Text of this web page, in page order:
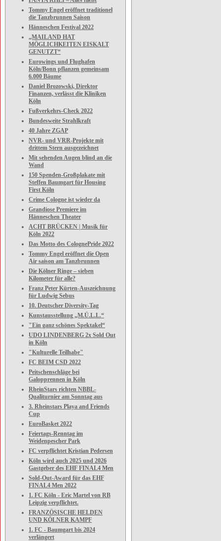
Tommy Engel eröffnet traditionel
die Tanzbrunnen Saison
Hänneschen Festival 2022
„MAILAND HAT
MÖGLICHKEITEN EISKALT
GENUTZT“
Eurowings und Flughafen
Köln/Bonn pflanzen gemeinsam
6.000 Bäume
Daniel Brozowski, Direktor
Finanzen, verlässt die Kliniken
Köln
Fußverkehrs-Check 2022
Bundesweite Strahlkraft
40 Jahre ZGAP
NVR- und VRR-Projekte mit
drittem Stern ausgezeichnet
Mit sehenden Augen blind an die
Wand
150 Spenden-Großplakate mit
Steffen Baumgart für Housing
First Köln
Crime Cologne ist wieder da
Grandiose Premiere im
Hänneschen Theater
ACHT BRÜCKEN | Musik für
Köln 2022
Das Motto des ColognePride 2022
Tommy Engel eröffnet die Open
Air saison am Tanzbrunnen
Die Kölner Ringe – sieben
Kilometer für alle?
Franz Peter Kürten-Auszeichnung
für Ludwig Sebus
10. Deutscher Diversity-Tag
Kunstausstellung „M.Ü.L.L.“
"Ein ganz schönes Spektakel“
UDO LINDENBERG 2x Sold Out
in Köln
"Kulturelle Teilhabe"
FC BEIM CSD 2022
Peitschenschläge bei
Galopprennen in Köln
RheinStars richten NBBL-
Qualiturnier am Sonntag aus
3. Rheinstars Playa and Friends
Cup
EuroBasket 2022
Feiertags-Renntag im
Weidenpescher Park
FC verpflichtet Kristian Pedersen
Köln wird auch 2025 und 2026
Gastgeber des EHF FINAL4 Men
Sold-Out-Award für das EHF
FINAL4 Men 2022
1. FC Köln - Eric Martel von RB
Leipzig verpflichtet.
FRANZÖSISCHE HELDEN
UND KÖLNER KAMPF
1. FC - Baumgart bis 2024
verlängert